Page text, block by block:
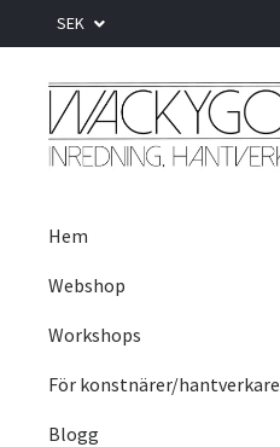
SEK
Hem
Webshop
Workshops
För konstnärer/hantverkare
Blogg